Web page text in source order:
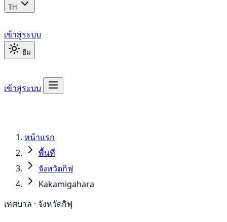
TH
เข้าสู่ระบบ
ธีม
เข้าสู่ระบบ
หน้าแรก
พื้นที่
จังหวัดกิฟุ
Kakamigahara
เทศบาล · จังหวัดกิฟุ